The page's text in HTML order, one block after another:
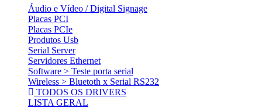
Áudio e Vídeo / Digital Signage
Placas PCI
Placas PCIe
Produtos Usb
Serial Server
Servidores Ethernet
Software > Teste porta serial
Wireless > Bluetoth x Serial RS232
TODOS OS DRIVERS
LISTA GERAL